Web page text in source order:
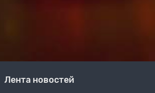
Лента новостей